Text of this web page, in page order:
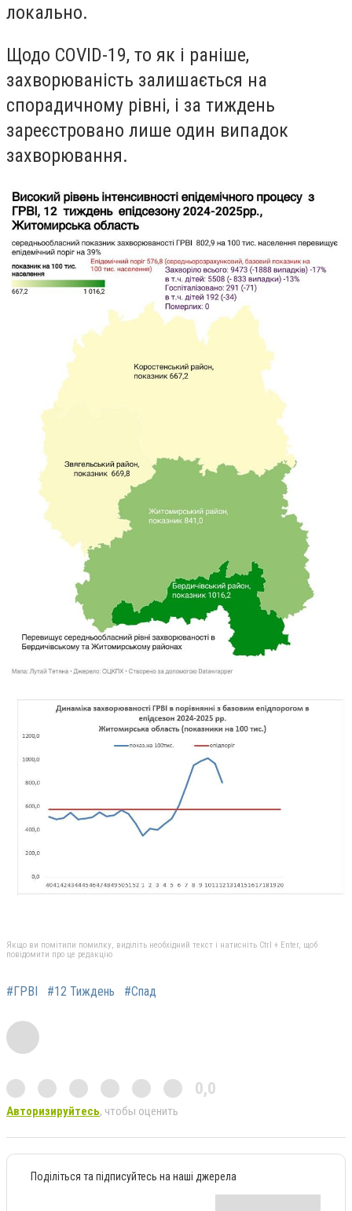
локально.
Щодо COVID-19, то як і раніше,
захворюваність залишається на
спорадичному рівні, і за тиждень
зареєстровано лише один випадок
захворювання.
Якщо ви помітили помилку, виділіть необхідний текст і натисніть Ctrl + Enter, щоб
повідомити про це редакцію
#ГРВІ #12 Тиждень #Спад
0,0
Авторизируйтесь, чтобы оценить
Поділіться та підписуйтесь на наші джерела